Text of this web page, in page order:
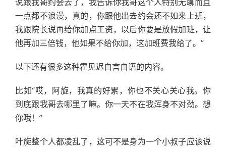
说跟我哥约会去了，我告诉你我哥这个人特别无聊而且
一点都不浪漫，真的，你跟他出去约会还不如来上班，
我跟院长说再给你加点工资，以后你要是放假加班，让
他再加三倍钱，他如果不给你加，这加班费我给了。”
以下还有很多这种霍见迟自言自语的内容。
比如“哎，阿旋，我真的好累，你也不关心关心我。你
到底跟我哥去哪里了嘛。你一天不在我浑身不对劲。想
你哦！”
叶旋整个人都凌乱了，这可不是身为一个小叔子应该说